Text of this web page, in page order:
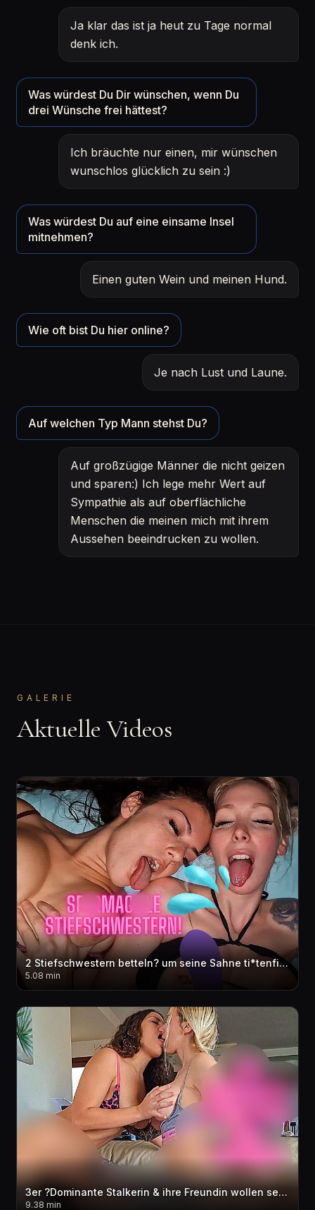
Ja klar das ist ja heut zu Tage normal
denk ich.
Was würdest Du Dir wünschen, wenn Du
drei Wünsche frei hättest?
Ich bräuchte nur einen, mir wünschen
wunschlos glücklich zu sein :)
Was würdest Du auf eine einsame Insel
mitnehmen?
Einen guten Wein und meinen Hund.
Wie oft bist Du hier online?
Je nach Lust und Laune.
Auf welchen Typ Mann stehst Du?
Auf großzügige Männer die nicht geizen
und sparen:) Ich lege mehr Wert auf
Sympathie als auf oberflächliche
Menschen die meinen mich mit ihrem
Aussehen beeindrucken zu wollen.
GALERIE
Aktuelle Videos
2 Stiefschwestern betteln? um seine Sahne ti*tenfi** Ahegao Mega Cum***t Facial & ti*ten
5.08 min
3er ?Dominante Stalkerin & ihre Freundin wollen sein sper*a?? bitte schwaenger mich!?? cream**e
9.38 min